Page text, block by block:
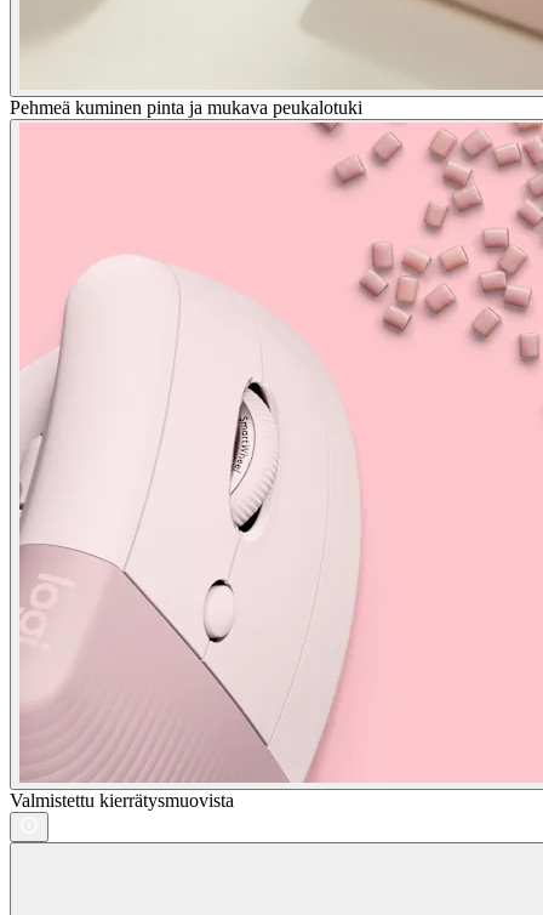
Pehmeä kuminen pinta ja mukava peukalotuki
Valmistettu kierrätysmuovista